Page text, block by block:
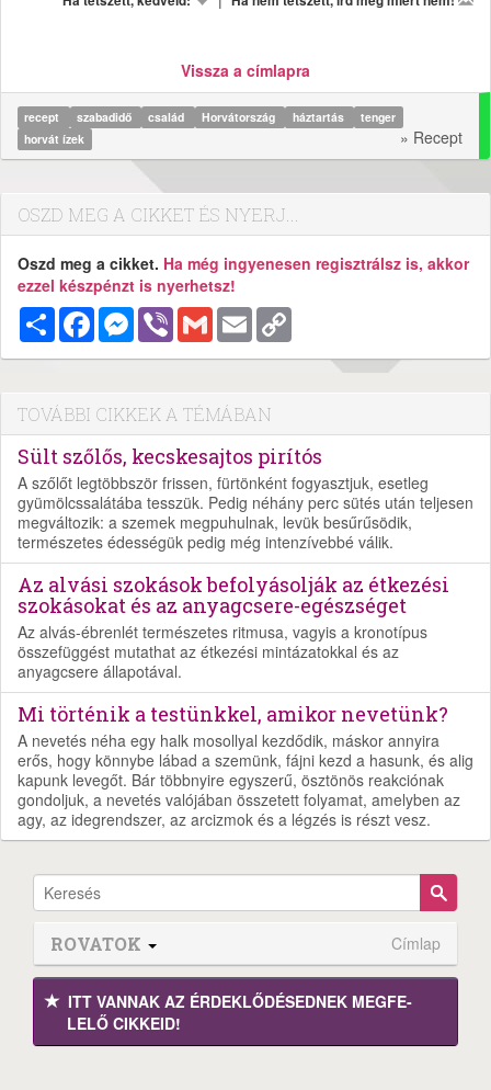
Vissza a címlapra
recept szabadidő család Horvátország háztartás
tenger
horvát ízek
» Recept
OSZD MEG A CIKKET ÉS NYERJ...
Oszd meg a cikket. Ha még ingyenesen regisztrálsz is, akkor
ezzel készpénzt is nyerhetsz!
MegosztásFacebookMessenger
Viber Gmail Email
TOVÁBBI CIKKEK A TÉMÁBAN
Sült szőlős, kecskesajtos pirítós
A szőlőt legtöbbször frissen, fürtönként fogyasztjuk, esetleg
gyümölcssalátába tesszük. Pedig néhány perc sütés után teljesen
megváltozik: a szemek megpuhulnak, levük besűrűsödik,
természetes édességük pedig még intenzívebbé válik.
Az alvási szokások befolyásolják az étkezési
szokásokat és az anyagcsere-egészséget
Az alvás-ébrenlét természetes ritmusa, vagyis a kronotípus
összefüggést mutathat az étkezési mintázatokkal és az
anyagcsere állapotával.
Mi történik a testünkkel, amikor nevetünk?
A nevetés néha egy halk mosollyal kezdődik, máskor annyira
erős, hogy könnybe lábad a szemünk, fájni kezd a hasunk, és alig
kapunk levegőt. Bár többnyire egyszerű, ösztönös reakciónak
gondoljuk, a nevetés valójában összetett folyamat, amelyben az
agy, az idegrendszer, az arcizmok és a légzés is részt vesz.
ROVATOK Címlap
ITT VANNAK AZ ÉRDEK­LŐDÉ­SEDNEK MEGFE­
LELŐ CIKKEID!